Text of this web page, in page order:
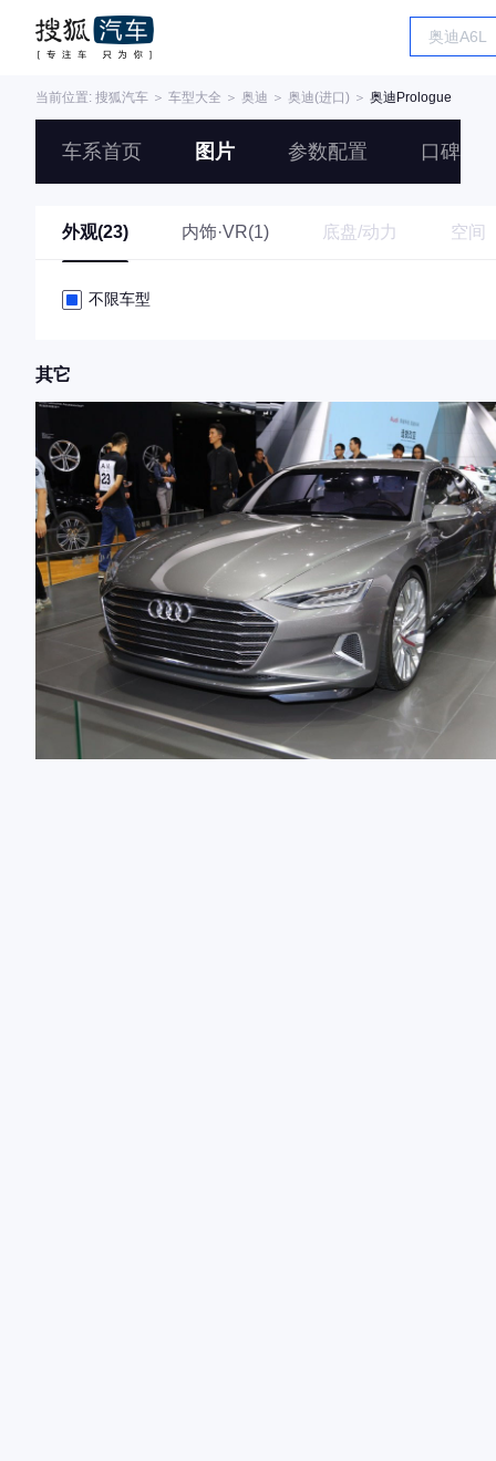
当前位置: 搜狐汽车 ＞ 车型大全 ＞ 奥迪 ＞ 奥迪(进口) ＞ 奥迪Prologue
车系首页 图片 参数配置 口碑
外观(23) 内饰·VR(1) 底盘/动力 空间
不限车型
其它